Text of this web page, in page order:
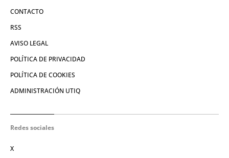
CONTACTO
RSS
AVISO LEGAL
POLÍTICA DE PRIVACIDAD
POLÍTICA DE COOKIES
ADMINISTRACIÓN UTIQ
Redes sociales
X